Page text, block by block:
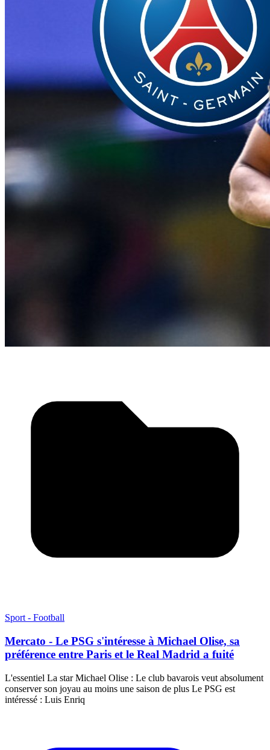
Sport - Football
Mercato - Le PSG s'intéresse à Michael Olise, sa
préférence entre Paris et le Real Madrid a fuité
L'essentiel La star Michael Olise : Le club bavarois veut absolument
conserver son joyau au moins une saison de plus Le PSG est
intéressé : Luis Enriq